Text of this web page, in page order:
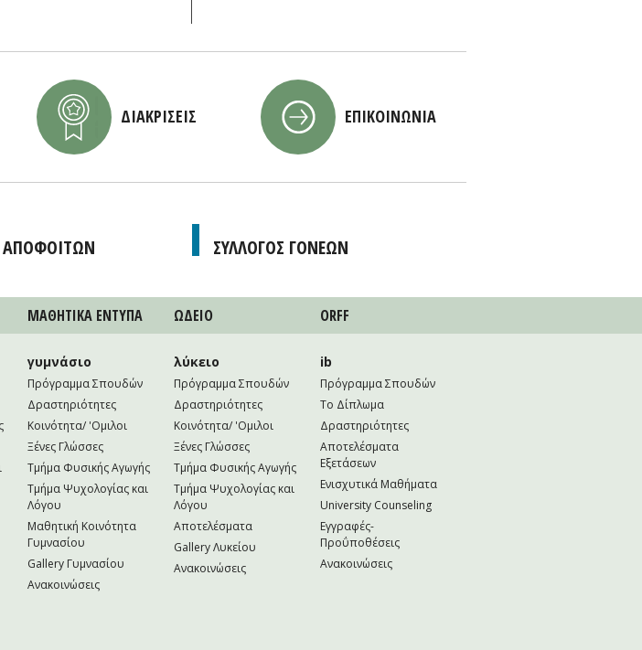
ΔΙΑΚΡΙΣΕΙΣ ΕΠΙΚΟΙΝΩΝΙΑ
ΣΥΛΛΟΓΟΣ ΓΟΝΕΩΝ
ΜΑΘΗΤΙΚA ΕΝΤΥΠΑ ΩΔΕΙΟ ORFF
γυμνάσιο
Πρόγραμμα Σπουδών
Δραστηριότητες
Κοινότητα/ 'Ομιλοι
Ξένες Γλώσσες
Τμήμα Φυσικής Αγωγής
Τμήμα Ψυχολογίας και
Λόγου
Μαθητική Κοινότητα
Γυμνασίου
Gallery Γυμνασίου
Ανακοινώσεις
λύκειο
Πρόγραμμα Σπουδών
Δραστηριότητες
Κοινότητα/ 'Ομιλοι
Ξένες Γλώσσες
Τμήμα Φυσικής Αγωγής
Τμήμα Ψυχολογίας και
Λόγου
Αποτελέσματα
Gallery Λυκείου
Ανακοινώσεις
ib
Πρόγραμμα Σπουδών
Το Δίπλωμα
Δραστηριότητες
Αποτελέσματα
Εξετάσεων
Ενισχυτικά Μαθήματα
University Counseling
Εγγραφές-
Προΰποθέσεις
Ανακοινώσεις